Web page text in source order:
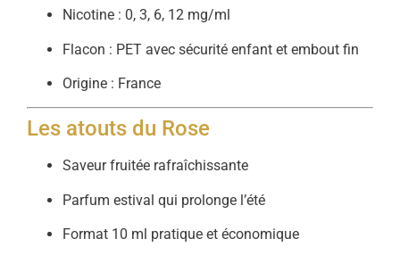
Nicotine : 0, 3, 6, 12 mg/ml
Flacon : PET avec sécurité enfant et embout fin
Origine : France
Les atouts du Rose
Saveur fruitée rafraîchissante
Parfum estival qui prolonge l’été
Format 10 ml pratique et économique